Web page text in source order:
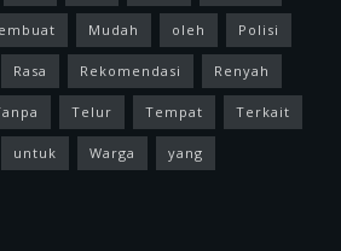
Mudah oleh Polisi
Rasa Rekomendasi Renyah
Telur Tempat Terkait
untuk Warga yang